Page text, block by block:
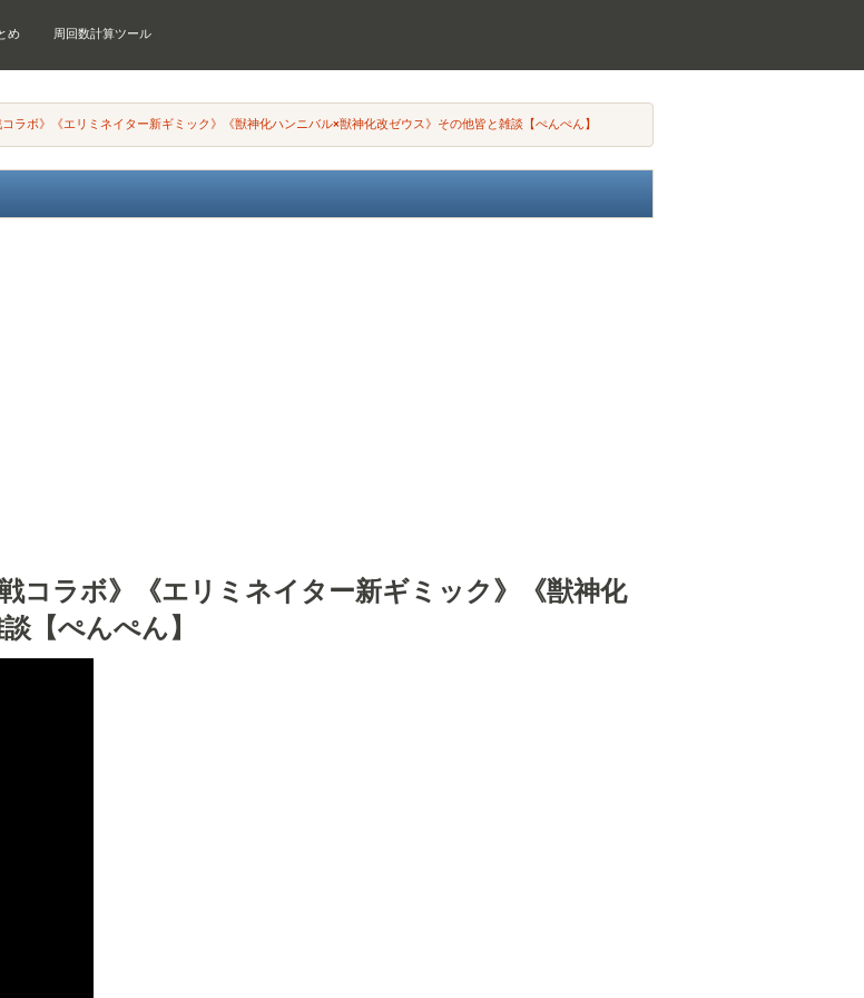
め 周回数計算ツール
ラボ》《エリミネイター新ギミック》《獣神化ハンニバル×獣神化改ゼウス》その他皆と雑談【ぺんぺん】
コラボ》《エリミネイター新ギミック》《獣神化
【ぺんぺん】